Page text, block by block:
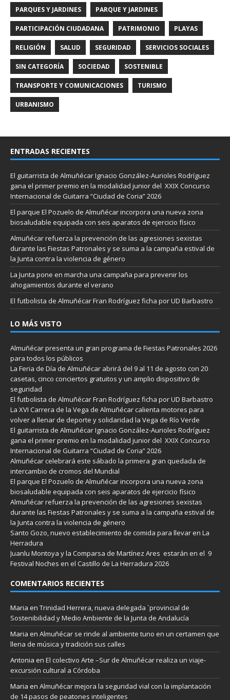
PARQUES Y JARDINES PARQUE Y JARDINES
PARTICIPACIÓN CIUDADANA PATRIMONIO PLAYAS
RELIGIÓN SALUD SEGURIDAD SERVICIOS SOCIALES
SIN CATEGORÍA SOCIEDAD SOSTENIBLE
TRANSPORTE Y COMUNICACIONES TURISMO
URBANISMO
ENTRADAS RECIENTES
El guitarrista de Almuñécar Ignacio González-Aurioles Rodríguez
gana el primer premio en la modalidad junior del XXIX Concurso
Internacional de Guitarra “Ciudad de Coria” 2026
El parque El Pozuelo de Almuñécar incorpora una nueva zona
biosaludable equipada con seis aparatos de ejercicio físico
Almuñécar refuerza la prevención de las agresiones sexistas
durante las Fiestas Patronales y se suma a la campaña estival de
la Junta contra la violencia de género
La Junta pone en marcha una campaña para prevenir los
ahogamientos durante el verano
El futbolista de Almuñécar Fran Rodríguez ficha por UD Barbastro
LO MÁS VISTO
Almuñécar presenta un gran programa de Fiestas Patronales 2026
para todos los públicos
La Feria de Día de Almuñécar abrirá del 9 al 11 de agosto con 20
casetas, cinco conciertos gratuitos y un amplio dispositivo de
seguridad
El futbolista de Almuñécar Fran Rodríguez ficha por UD Barbastro
La XVI Carrera de la Vega de Almuñécar calienta motores para
volver a llenar de deporte y solidaridad la Vega de Río Verde
El guitarrista de Almuñécar Ignacio González-Aurioles Rodríguez
gana el primer premio en la modalidad junior del XXIX Concurso
Internacional de Guitarra “Ciudad de Coria” 2026
Almuñécar celebrará este sábado la primera gran quedada de
intercambio de cromos del Mundial
El parque El Pozuelo de Almuñécar incorpora una nueva zona
biosaludable equipada con seis aparatos de ejercicio físico
Almuñécar refuerza la prevención de las agresiones sexistas
durante las Fiestas Patronales y se suma a la campaña estival de
la Junta contra la violencia de género
Santo Gozo, nuevo establecimiento de comida para llevar en La
Herradura
Juanlu Montoya y la Comparsa de Martínez Ares estarán en el 9
Festival Noches en el Castillo de La Herradura 2026
COMENTARIOS RECIENTES
Maria en Trinidad Herrera, nueva delegada `provincial de
Sostenibilidad y Medio Ambiente de la Junta de Andalucía
Maria en Almuñécar se rinde al ambiente tuno en un certamen que
llena de música y tradición sus calles
Antonia en El colectivo Arte –Sur de Almuñécar realiza un viaje-
excursión cultural a Córdoba
Maria en Almuñécar mejora la seguridad vial con la implantación
de 14 pasos de peatones inteligentes